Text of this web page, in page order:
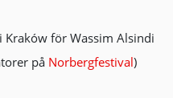
i Kraków för Wassim Alsindi
på Norbergfestival)